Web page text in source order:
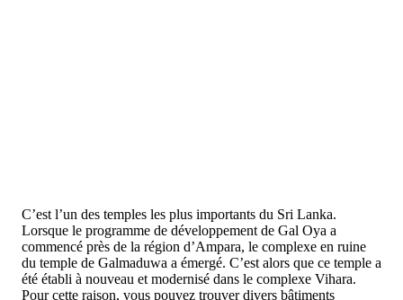
C’est l’un des temples les plus importants du Sri Lanka.
Lorsque le programme de développement de Gal Oya a
commencé près de la région d’Ampara, le complexe en ruine
du temple de Galmaduwa a émergé. C’est alors que ce temple a
été établi à nouveau et modernisé dans le complexe Vihara.
Pour cette raison, vous pouvez trouver divers bâtiments